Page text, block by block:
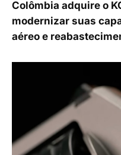
Colômbia adquire o
modernizar suas
aéreo e